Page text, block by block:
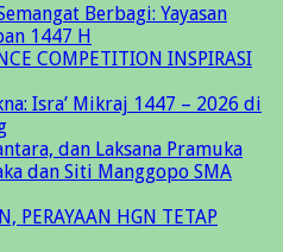
Berbagi: Yayasan
1447 H
COMPETITION INSPIRASI
Isra’ Mikraj 1447 – 2026 di
dan Laksana Pramuka
dan Siti Manggopo SMA
PERAYAAN HGN TETAP